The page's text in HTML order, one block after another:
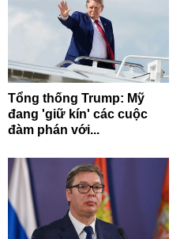
Tổng thống Trump: Mỹ
đang 'giữ kín' các cuộc
đàm phán với...